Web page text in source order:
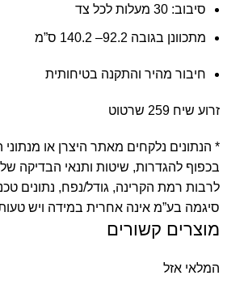
סיבוב: 30 מעלות לכל צד
מתכוונן בגובה 92.2– 140.2 ס”מ
חיבור מהיר והתקנה בטיחותית
זרוע שיח 259 שרטוט
* הנתונים נלקחים מאתר היצרן או מנתוני
בכפוף להגדרות, שיטות ותנאי הבדיקה של
לרבות רמת הקרינה, גודל/נפח, נתונים
סיגמה בע”מ אינה אחרית במידה ויש
מוצרים קשורים
המלאי אזל